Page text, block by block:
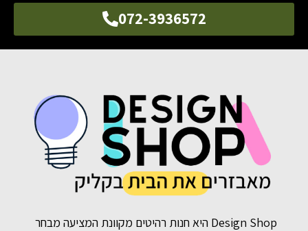
072-3936572
Design Shop היא חנות רהיטים מקוונת המציעה מבחר